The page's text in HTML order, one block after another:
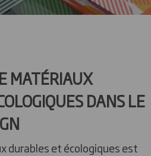
MATÉRIAUX
DANS LE
durables et écologiques est